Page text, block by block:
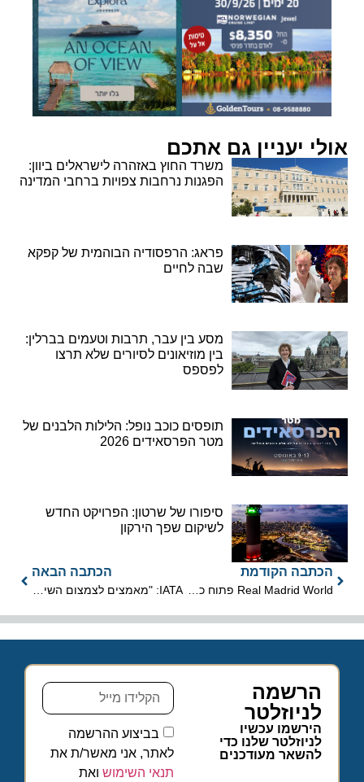
אולי יעניין גם אתכם
משרד החוץ באזהרה לישראלים ביוון:
הפגנות נרחבות צפויות ברחבי המדינה
פראג: הרפסודיה הבוהמית של קפקא
שבה לחיים
מסע בין עבר, תרבות וטעמים בברלין:
בין מוזיאונים לסיורים שלא תרצו
לפספס
תופסים כוכב נופל: הלילות הלבנים של
מטר הפרסאידים 2026
סיפורו של שרטון: הפרויקט החדש
לשיקום שפך הירקון
הכתבה הקודמת
Real Madrid World פתוח כעת למבקרים
הכתבה הבאה
IATA: "מאמצים לצמצום השימוש במוצרי פלסטיק חד פעמיים במטוסים"
הרשמה
לניוזלטר
הירשמו עכשיו
לניוזלטר שלנו כדי
להשאר מעודכנים
בביצוע ההרשמה
לאתר, אני מאשר/ת את
תנאי השימושואת